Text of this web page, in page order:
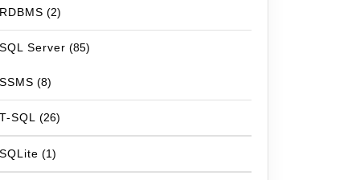
RDBMS (2)
SQL Server (85)
SSMS (8)
T-SQL (26)
SQLite (1)